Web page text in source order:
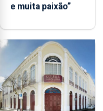
e muita paixão”